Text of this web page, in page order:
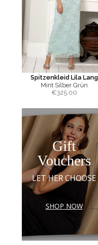
Spitzenkleid Lila Lang
Mint Silber Grün
€325.00
Gift
Vouchers
LET HER CHOOSE
SHOP NOW